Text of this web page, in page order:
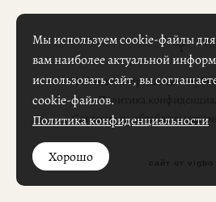
Реквизиты продавца
Политика
Согласие на обработку
Мы используем cookie-файлы для
вам наиболее актуальной
использовать сайт, вы
cookie-файлов.
Политика конфиденциальности
Хорошо